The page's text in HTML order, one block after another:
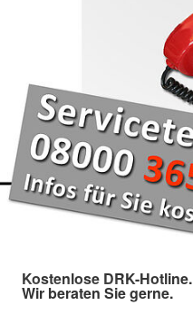
Kostenlose DRK-Hotline.
Wir beraten Sie gerne.